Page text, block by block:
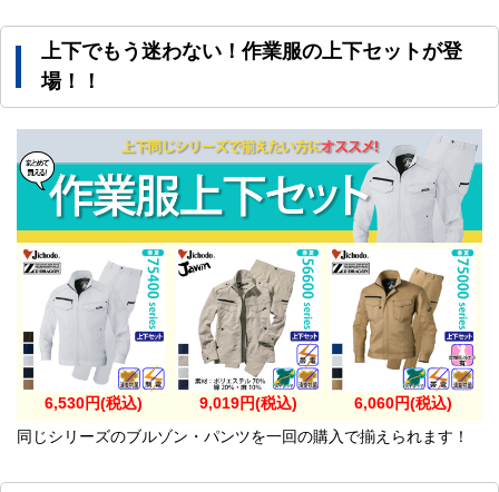
上下でもう迷わない！作業服の上下セットが登
場！！
6,530円(税込) 9,019円(税込)
6,060円(税込)
同じシリーズのブルゾン・パンツを一回の購入で揃えられます！